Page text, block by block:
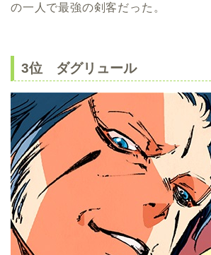
の一人で最強の剣客だった。
3位 ダグリュール